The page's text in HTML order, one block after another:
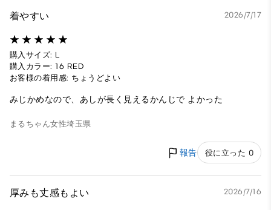
着やすい 2026/7/17
購入サイズ: L
購入カラー: 16 RED
お客様の着用感: ちょうどよい
みじかめなので、あしが長く見えるかんじで よかった
まるちゃん女性埼玉県
報告 役に立った 0
厚みも丈感もよい 2026/7/16